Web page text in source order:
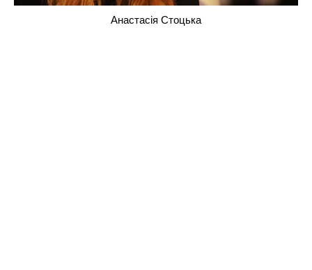
Анастасія Стоцька